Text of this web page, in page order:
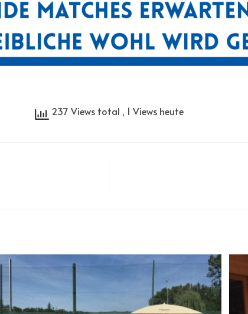
237 Views total , 1 Views heute